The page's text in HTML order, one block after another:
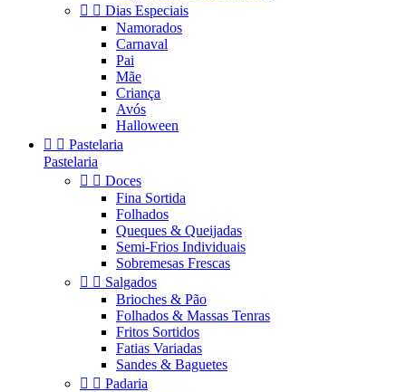
  Dias Especiais
Namorados
Carnaval
Pai
Mãe
Criança
Avós
Halloween
  Pastelaria
Pastelaria
  Doces
Fina Sortida
Folhados
Queques & Queijadas
Semi-Frios Individuais
Sobremesas Frescas
  Salgados
Brioches & Pão
Folhados & Massas Tenras
Fritos Sortidos
Fatias Variadas
Sandes & Baguetes
  Padaria